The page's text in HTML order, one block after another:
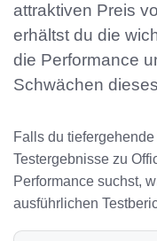
attraktiven Preis
erhältst du die
die Performance
Schwächen
Falls du
Testergebnisse zu
Performance suchst,
ausführlichen